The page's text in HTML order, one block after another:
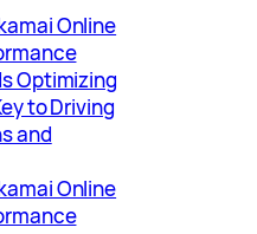
Online
Optimizing
to Driving
and
Online